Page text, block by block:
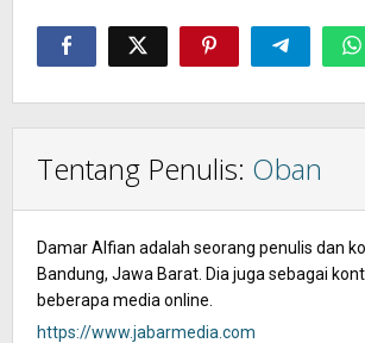
Tentang Penulis: Oban
Damar Alfian adalah seorang penulis dan
Bandung, Jawa Barat. Dia juga sebagai
beberapa media online.
https://www.jabarmedia.com